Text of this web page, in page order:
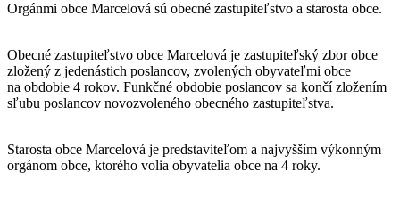
Orgánmi obce Marcelová sú obecné zastupiteľstvo a starosta obce.
Obecné zastupiteľstvo obce Marcelová je zastupiteľský zbor obce
zložený z jedenástich poslancov, zvolených obyvateľmi obce
na obdobie 4 rokov. Funkčné obdobie poslancov sa končí zložením
sľubu poslancov novozvoleného obecného zastupiteľstva.
Starosta obce Marcelová je predstaviteľom a najvyšším výkonným
orgánom obce, ktorého volia obyvatelia obce na 4 roky.